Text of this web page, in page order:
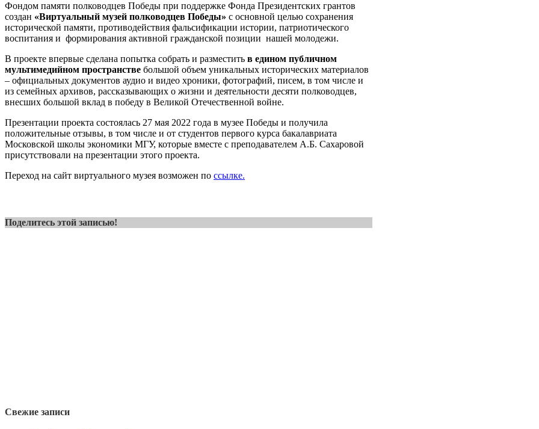
Фондом памяти полководцев Победы при поддержке Фонда Президентских грантов
создан «Виртуальный музей полководцев Победы» с основной целью сохранения
исторической памяти, противодействия фальсификации истории, патриотического
воспитания и формирования активной гражданской позиции нашей молодежи.
В проекте впервые сделана попытка собрать и разместить в едином публичном
мультимедийном пространстве большой объем уникальных исторических материалов
– официальных документов аудио и видео хроники, фотографий, писем, в том числе и
из семейных архивов, рассказывающих о жизни и деятельности десяти полководцев,
внесших большой вклад в победу в Великой Отечественной войне.
Презентации проекта состоялась 27 мая 2022 года в музее Победы и получила
положительные отзывы, в том числе и от студентов первого курса бакалавриата
Московской школы экономики МГУ, которые вместе с преподавателем А.Б. Сахаровой
присутствовали на презентации этого проекта.
Переход на сайт виртуального музея возможен по ссылке.
Поделитесь этой записью!
Свежие записи